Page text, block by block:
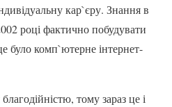
кар`єру. Знання в
році фактично побудувати
було комп`ютерне інтернет-
тому зараз це і